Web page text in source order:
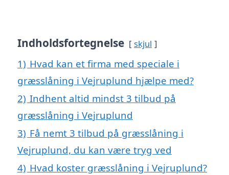
Indholdsfortegnelse skjul
1) Hvad kan et firma med speciale i
græsslåning i Vejruplund hjælpe med?
2) Indhent altid mindst 3 tilbud på
græsslåning i Vejruplund
3) Få nemt 3 tilbud på græsslåning i
Vejruplund, du kan være tryg ved
4) Hvad koster græsslåning i Vejruplund?